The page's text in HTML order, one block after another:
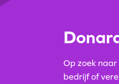
Op zoek
bedrijf of